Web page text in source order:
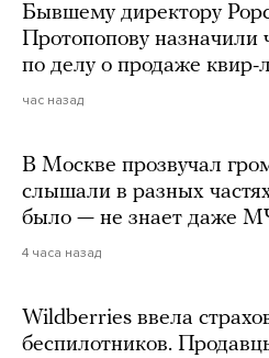
Бывшему директору
Протопопову назначили
по делу о продаже квир-
час назад
В Москве прозвучал
слышали в разных
было — не знает даже
4 часа назад
Wildberries ввела
беспилотников.